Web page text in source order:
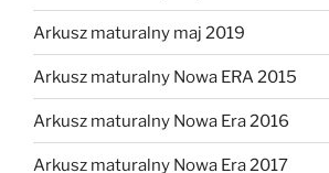
Arkusz maturalny maj 2019
Arkusz maturalny Nowa ERA 2015
Arkusz maturalny Nowa Era 2016
Arkusz maturalny Nowa Era 2017